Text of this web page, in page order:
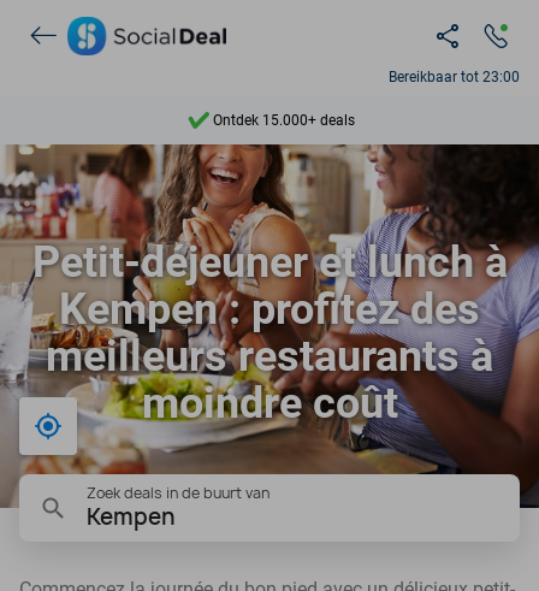
Bereikbaar tot 23:00
Ontdek 15.000+ deals
7 dagen per week beschikbaar
10+ miljoen leden
9,4
Ontdek 15.000+ deals
Petit-déjeuner et lunch à
Kempen : profitez des
meilleurs restaurants à
moindre coût
Bij mij in de buurt
Zoek deals in de buurt van
Kempen